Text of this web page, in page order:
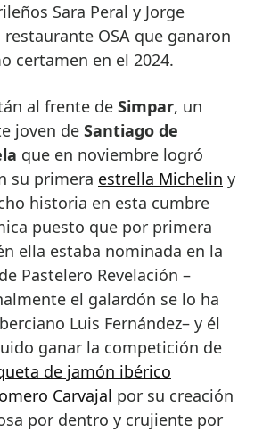
Sara Peral y Jorge
restaurante OSA que ganaron
certamen en el 2024.
al frente de Simpar, un
joven de Santiago de
que en noviembre logró
su primera estrella Michelin y
historia en esta cumbre
puesto que por primera
ella estaba nominada en la
Pastelero Revelación –
el galardón se lo ha
Luis Fernández– y él
ganar la competición de
de jamón ibérico
Carvajal por su creación
por dentro y crujiente por